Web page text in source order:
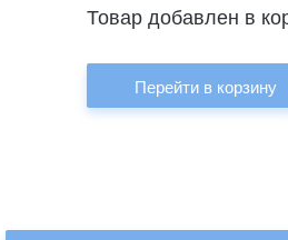
Товар добавлен в
Перейти в корзину